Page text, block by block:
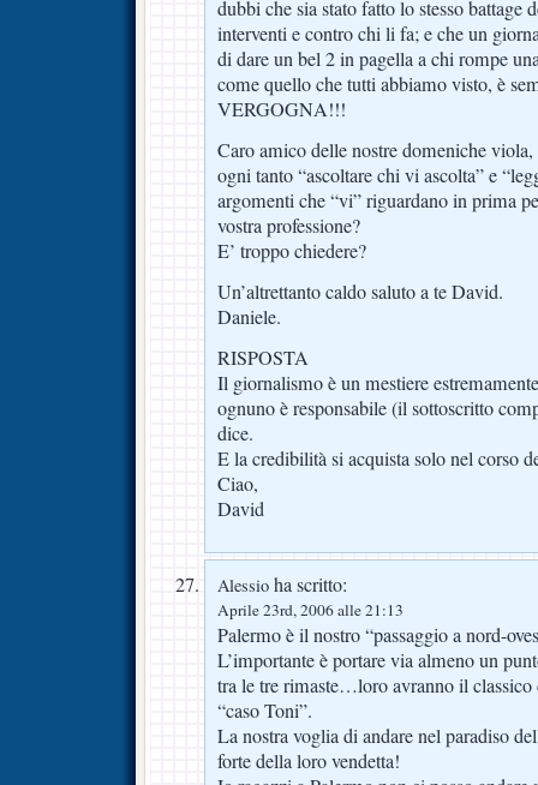
dubbi che sia stato fatto lo stesso
interventi e contro chi li fa; e che un
di dare un bel 2 in pagella a chi rompe
come quello che tutti abbiamo visto, è
VERGOGNA!!!
Caro amico delle nostre domeniche
ogni tanto “ascoltare chi vi ascolta” e
argomenti che “vi” riguardano in prima
vostra professione?
E’ troppo chiedere?
Un’altrettanto caldo saluto a te David.
Daniele.
RISPOSTA
Il giornalismo è un mestiere
ognuno è responsabile (il sottoscritto
dice.
E la credibilità si acquista solo nel corso
Ciao,
David
Alessio ha scritto:
Aprile 23rd, 2006 alle 21:13
Palermo è il nostro “passaggio a nord-
L’importante è portare via almeno un
tra le tre rimaste…loro avranno il
“caso Toni”.
La nostra voglia di andare nel paradiso
forte della loro vendetta!